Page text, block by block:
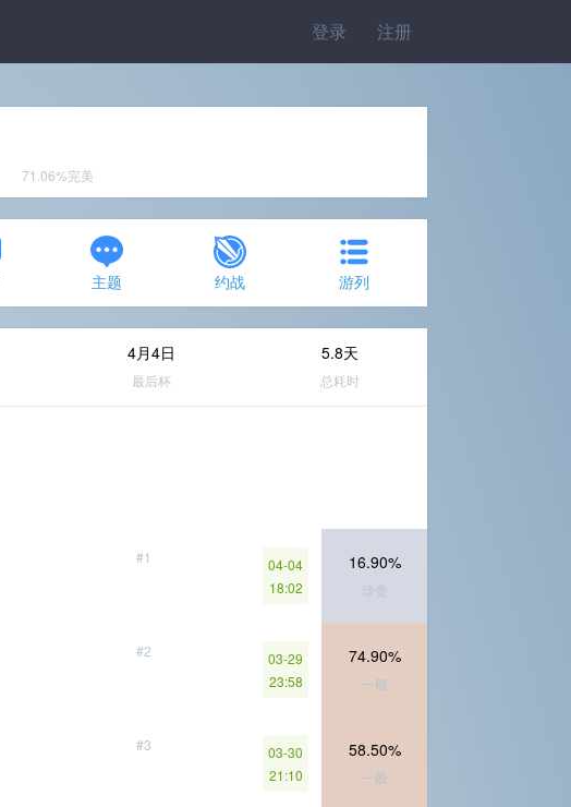
登录 注册
71.06%完美
主题 约战 游列
4月4日
最后杯
5.8天
总耗时
#1
04-04
18:02
16.90%
珍贵
#2
03-29
23:58
74.90%
一般
#3
03-30
21:10
58.50%
一般